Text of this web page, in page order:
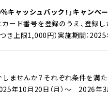
キャッシュバック！」キャンペ
ード番号を登録のうえ、登録
き上限1,000円）実施期間：
ませんか？それぞれ条件を満
年10月20日（月）～ 2026年3